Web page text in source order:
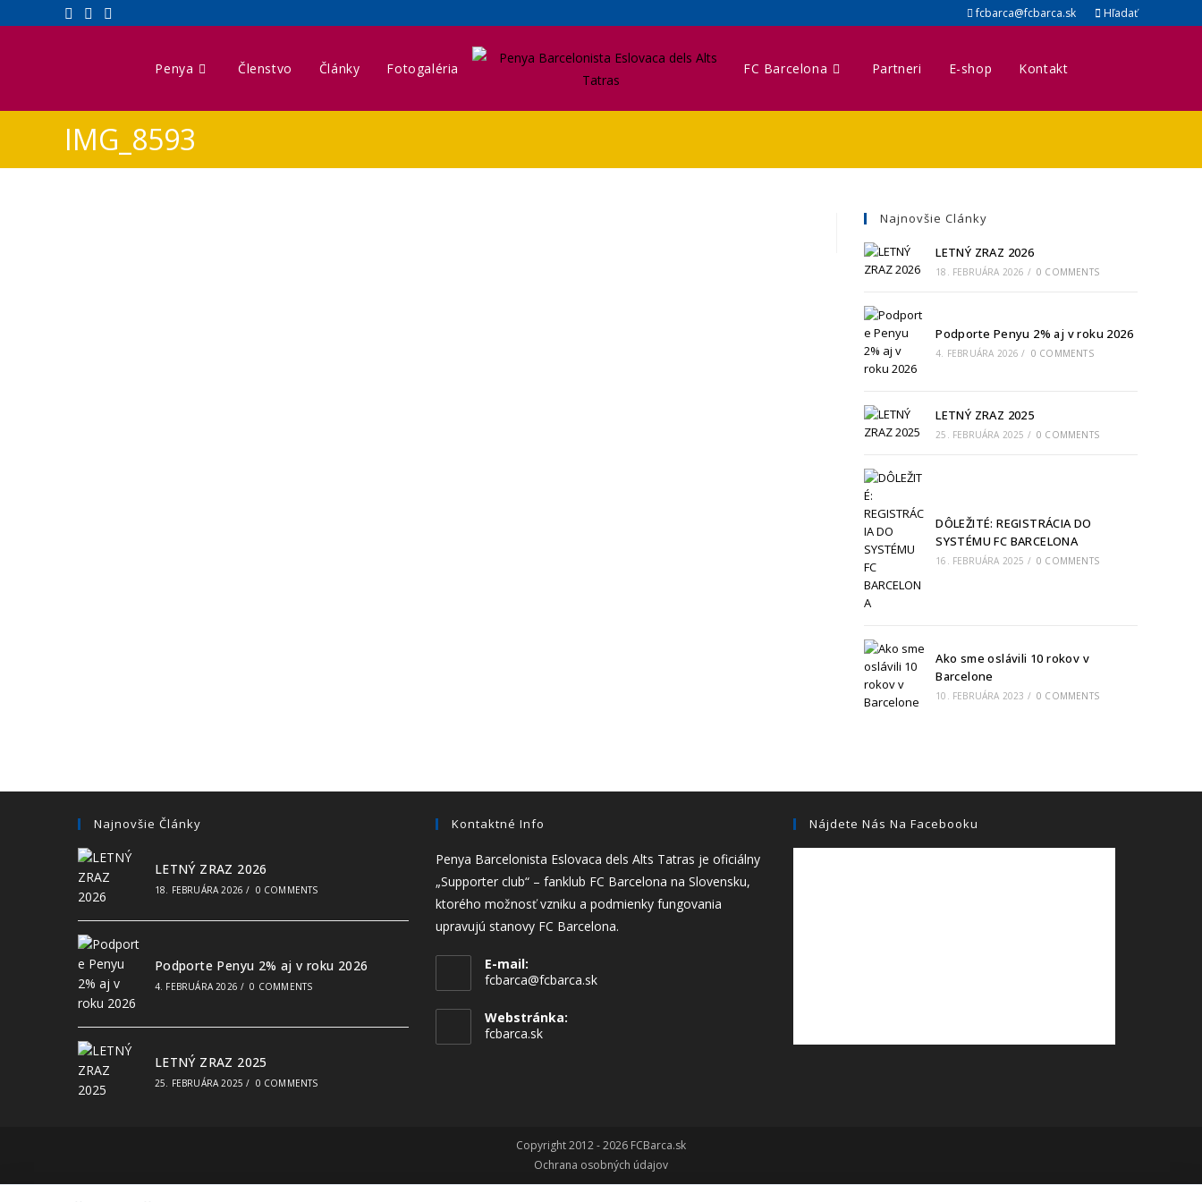
fcbarca@fcbarca.sk Hľadať
Penya Členstvo Články Fotogaléria FC Barcelona Partneri E-shop Kontakt
IMG_8593
Najnovšie Clánky
LETNÝ ZRAZ 2026
18. FEBRUÁRA 2026 / 0 COMMENTS
Podporte Penyu 2% aj v roku 2026
4. FEBRUÁRA 2026 / 0 COMMENTS
LETNÝ ZRAZ 2025
25. FEBRUÁRA 2025 / 0 COMMENTS
DÔLEŽITÉ: REGISTRÁCIA DO
SYSTÉMU FC BARCELONA
16. FEBRUÁRA 2025 / 0 COMMENTS
Ako sme oslávili 10 rokov v
Barcelone
10. FEBRUÁRA 2023 / 0 COMMENTS
Najnovšie Články
LETNÝ ZRAZ 2026
18. FEBRUÁRA 2026 / 0 COMMENTS
Podporte Penyu 2% aj v roku 2026
4. FEBRUÁRA 2026 / 0 COMMENTS
LETNÝ ZRAZ 2025
25. FEBRUÁRA 2025 / 0 COMMENTS
Kontaktné Info
Penya Barcelonista Eslovaca dels Alts Tatras je oficiálny
„Supporter club“ – fanklub FC Barcelona na Slovensku,
ktorého možnosť vzniku a podmienky fungovania
upravujú stanovy FC Barcelona.
E-mail:
fcbarca@fcbarca.sk
Webstránka:
fcbarca.sk
Nájdete Nás Na Facebooku
Copyright 2012 - 2026 FCBarca.sk
Ochrana osobných údajov